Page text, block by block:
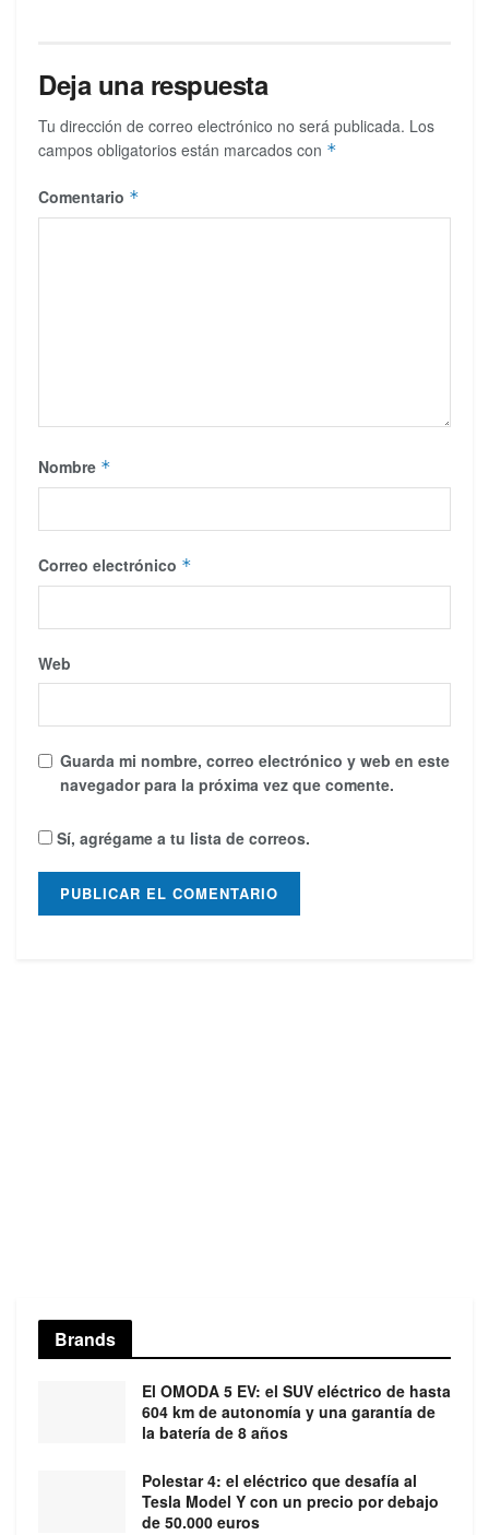
Deja una respuesta
Tu dirección de correo electrónico no será publicada. Los
campos obligatorios están marcados con *
Comentario *
Nombre *
Correo electrónico *
Web
Guarda mi nombre, correo electrónico y web en este
navegador para la próxima vez que comente.
Sí, agrégame a tu lista de correos.
Brands
El OMODA 5 EV: el SUV eléctrico de hasta
604 km de autonomía y una garantía de
la batería de 8 años
Polestar 4: el eléctrico que desafía al
Tesla Model Y con un precio por debajo
de 50.000 euros